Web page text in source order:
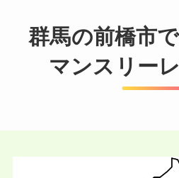
群馬の前橋市
マンスリー